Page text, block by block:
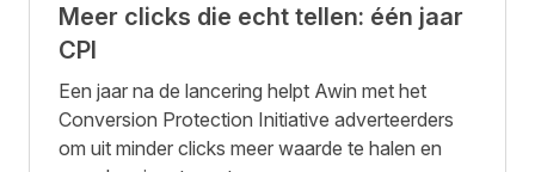
Meer clicks die echt tellen: één jaar
CPI
Een jaar na de lancering helpt Awin met het
Conversion Protection Initiative adverteerders
om uit minder clicks meer waarde te halen en